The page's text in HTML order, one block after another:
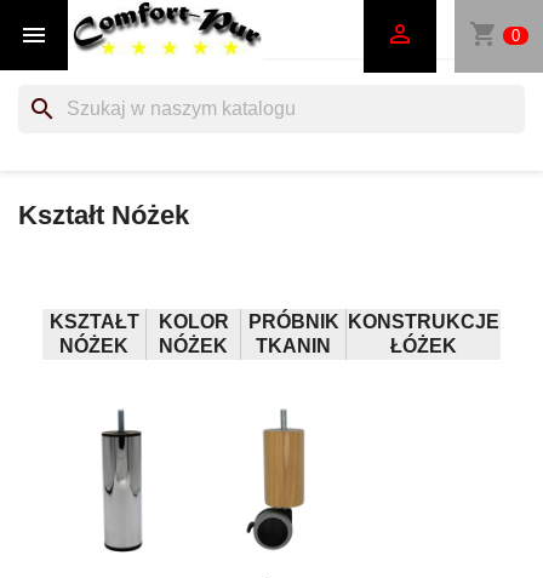
 shopping_cart 0

search
Kształt Nóżek
KSZTAŁT
NÓŻEK
KOLOR
NÓŻEK
PRÓBNIK
TKANIN
KONSTRUKCJE
ŁÓŻEK